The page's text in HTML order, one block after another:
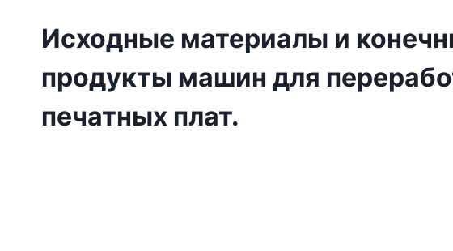
Исходные материалы и
продукты машин для
печатных плат.